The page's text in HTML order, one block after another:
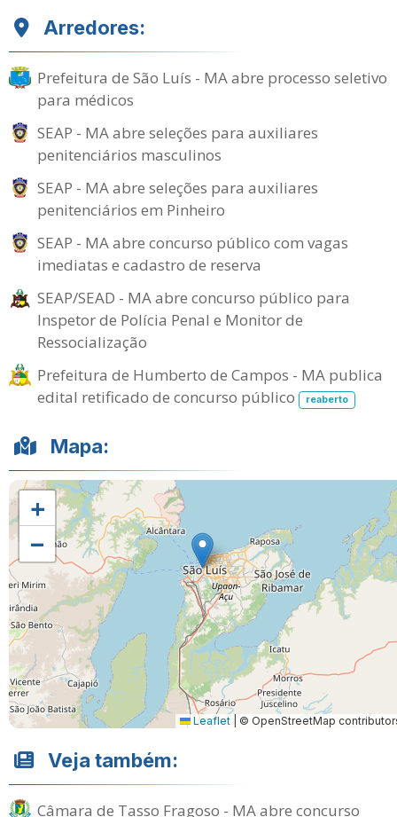
Arredores:
Prefeitura de São Luís - MA abre processo seletivo
para médicos
SEAP - MA abre seleções para auxiliares
penitenciários masculinos
SEAP - MA abre seleções para auxiliares
penitenciários em Pinheiro
SEAP - MA abre concurso público com vagas
imediatas e cadastro de reserva
SEAP/SEAD - MA abre concurso público para
Inspetor de Polícia Penal e Monitor de
Ressocialização
Prefeitura de Humberto de Campos - MA publica
edital retificado de concurso público
reaberto
Mapa:
+
−
Leaflet © OpenStreetMap
Veja também:
Câmara de Tasso Fragoso - MA abre concurso